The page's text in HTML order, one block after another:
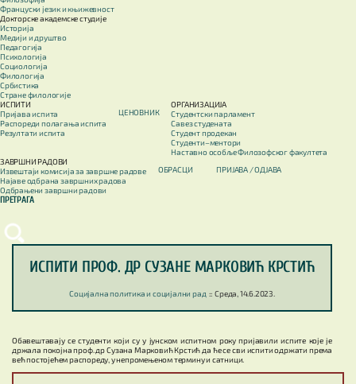
Француски језик и књижевност
Докторске академске студије
Историја
Медији и друштво
Педагогија
Психологија
Социологија
Филологија
Србистика
Стране филологије
ИСПИТИ
Пријава испита
Распореди полагања испита
Резултати испита
ЦЕНОВНИК
ОРГАНИЗАЦИЈА
Студентски парламент
Савез студената
Студент продекан
Студенти–ментори
Наставно особље Филозофског факултета
ЗАВРШНИ РАДОВИ
Извештаји комисија за завршне радове
Најаве одбрана завршних радова
Одбрањени завршни радови
ОБРАСЦИ ПРИЈАВА / OДЈАВА
ПРЕТРАГА
ИСПИТИ ПРОФ. ДР СУЗАНЕ МАРКОВИЋ КРСТИЋ
Социјална политика и социјални рад ::Среда, 14.6.2023.
Обавештавају се студенти који су у јунском испитном року пријавили испите које је
држала покојна проф. др Сузана Марковић Крстић да ће се сви испити одржати према
већ постојећем распореду, у непромењеном термину и сатници.